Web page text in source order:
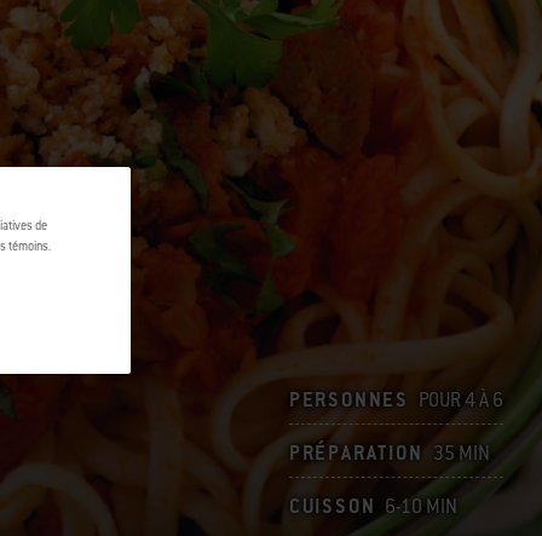
PERSONNES POUR 4 À 6
PRÉPARATION 35 MIN
CUISSON 6-10 MIN
de
témoins.